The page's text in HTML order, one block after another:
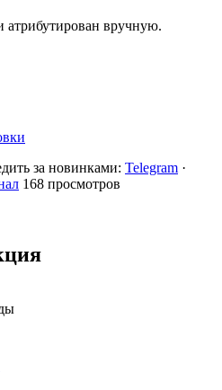
вручную.
за новинками: Telegram ·
168 просмотров